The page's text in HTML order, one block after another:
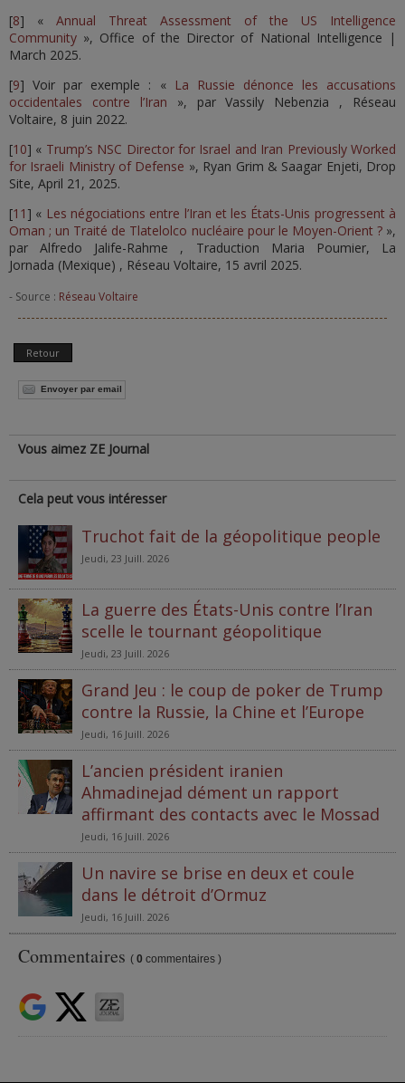
[8] « Annual Threat Assessment of the US Intelligence
Community », Office of the Director of National Intelligence |
March 2025.
[9] Voir par exemple : « La Russie dénonce les accusations
occidentales contre l’Iran », par Vassily Nebenzia , Réseau
Voltaire, 8 juin 2022.
[10] « Trump’s NSC Director for Israel and Iran Previously Worked
for Israeli Ministry of Defense », Ryan Grim & Saagar Enjeti, Drop
Site, April 21, 2025.
[11 ] « Les négociations entre l’Iran et les États-Unis progressent à
Oman ; un Traité de Tlatelolco nucléaire pour le Moyen-Orient ?»,
par Alfredo Jalife-Rahme , Traduction Maria Poumier, La
Jornada (Mexique) , Réseau Voltaire, 15 avril 2025.
- Source : Réseau Voltaire
Retour
Envoyer par email
Vous aimez ZE Journal
Cela peut vous intéresser
Truchot fait de la géopolitique people
Jeudi, 23 Juill. 2026
La guerre des États-Unis contre l’Iran
scelle le tournant géopolitique
Jeudi, 23 Juill. 2026
Grand Jeu : le coup de poker de Trump
contre la Russie, la Chine et l’Europe
Jeudi, 16 Juill. 2026
L’ancien président iranien
Ahmadinejad dément un rapport
affirmant des contacts avec le Mossad
Jeudi, 16 Juill. 2026
Un navire se brise en deux et coule
dans le détroit d’Ormuz
Jeudi, 16 Juill. 2026
Commentaires ( 0 commentaires )